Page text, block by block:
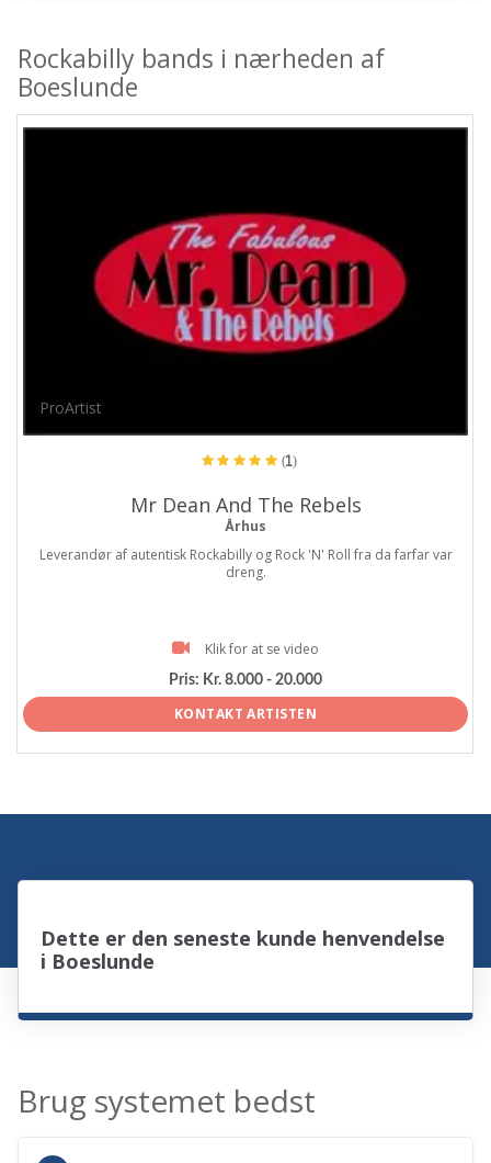
Rockabilly bands i nærheden af
Boeslunde
ProArtist
(1)
Mr Dean And The Rebels
Århus
Leverandør af autentisk Rockabilly og Rock 'N' Roll fra da farfar var
dreng.
Klik for at se video
Pris: Kr. 8.000 - 20.000
KONTAKT ARTISTEN
Dette er den seneste kunde henvendelse
i Boeslunde
Brug systemet bedst